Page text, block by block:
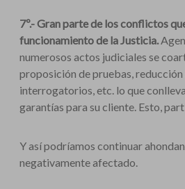
7º.- Gran parte de los conflictos
funcionamiento de la Justicia.
numerosos actos judiciales se
proposición de pruebas,
interrogatorios, etc. lo que
garantías para su cliente. Esto,
Y así podríamos continuar
negativamente afectado.